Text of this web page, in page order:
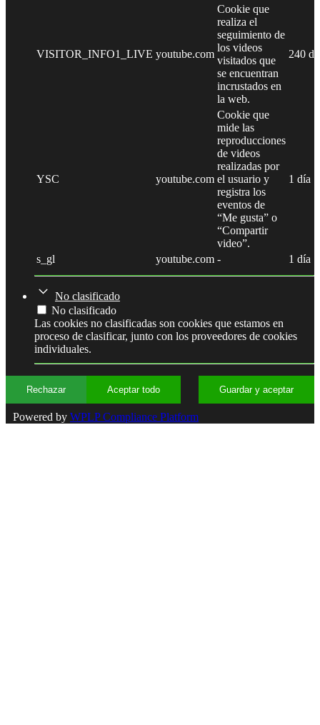
VISITOR_INFO1_LIVE youtube.com
Cookie que
realiza el
seguimiento de
los videos
visitados que
se encuentran
incrustados en
la web.
240
YSC youtube.com
Cookie que
mide las
reproducciones
de videos
realizadas por
el usuario y
registra los
eventos de
“Me gusta” o
“Compartir
video”.
1 día
s_gl youtube.com - 1 día
No clasificado
No clasificado
Las cookies no clasificadas son cookies que estamos en
proceso de clasificar, junto con los proveedores de cookies
individuales.
Rechazar Aceptar todo Guardar y aceptar
Powered by WPLP Compliance Platform